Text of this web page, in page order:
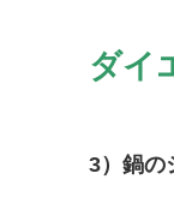
ダイ
3）鍋の